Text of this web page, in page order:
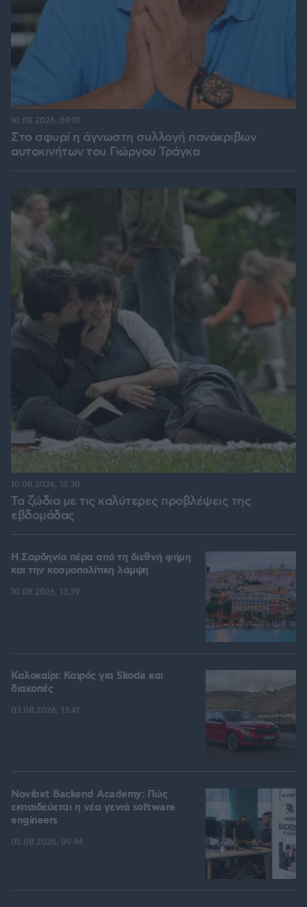
Στο σφυρί η άγνωστη συλλογή πανάκριβων
αυτοκινήτων του Γιώργου Τράγκα
10.08.2026, 09:10
Τα ζώδια με τις καλύτερες προβλέψεις της
εβδομάδας
10.08.2026, 12:30
Η Σαρδηνία πέρα από τη διεθνή φήμη
και την κοσμοπολίτικη λάμψη
10.08.2026, 13:39
Καλοκαίρι: Καιρός για Skoda και
διακοπές
03.08.2026, 13:41
Novibet Backend Academy: Πώς
εκπαιδεύεται η νέα γενιά software
engineers
05.08.2026, 09:44